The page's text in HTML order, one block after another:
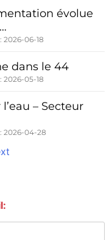
évolue
2026-06-18
dans le 44
2026-05-18
– Secteur
2026-04-28